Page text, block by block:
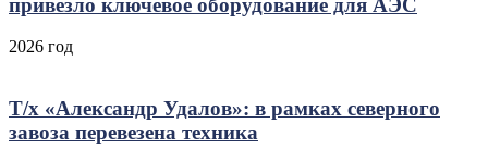
2026 год
Т/х «Александр Удалов»: в рамках северного
завоза перевезена техника